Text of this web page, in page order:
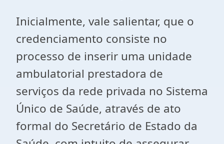
Inicialmente, vale salientar, que o
credenciamento consiste no
processo de inserir uma unidade
ambulatorial prestadora de
serviços da rede privada no Sistema
Único de Saúde, através de ato
formal do Secretário de Estado da